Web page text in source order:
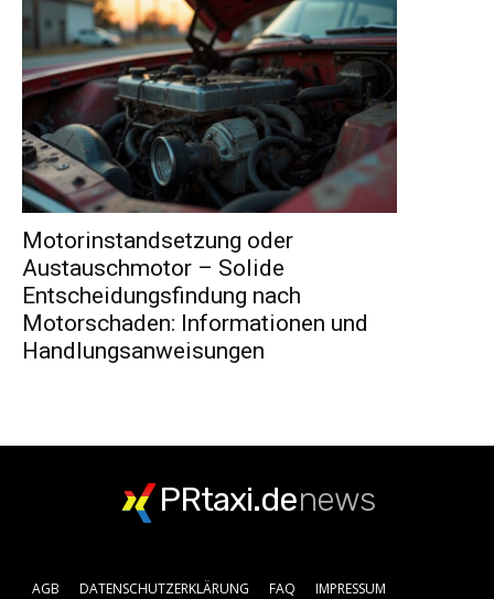
Motorinstandsetzung oder
Austauschmotor – Solide
Entscheidungsfindung nach
Motorschaden: Informationen und
Handlungsanweisungen
PRtaxi.denews
AGB DATENSCHUTZERKLÄRUNG FAQ IMPRESSUM